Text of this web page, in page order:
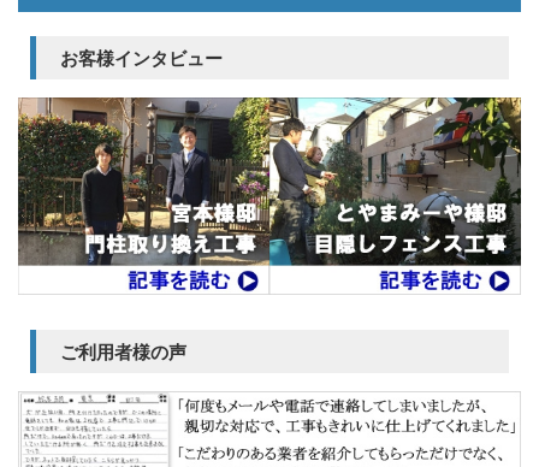
お客様インタビュー
ご利用者様の声